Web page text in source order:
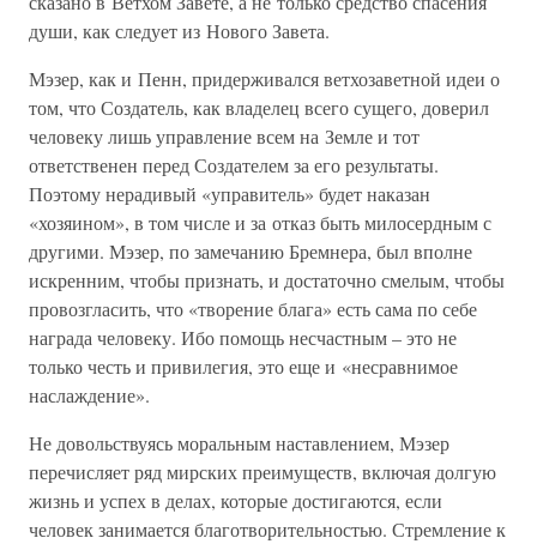
души, как следует из Нового Завета.
Мэзер, как и Пенн, придерживался ветхозаветной идеи о
том, что Создатель, как владелец всего сущего, доверил
человеку лишь управление всем на Земле и тот
ответственен перед Создателем за его результаты.
Поэтому нерадивый «управитель» будет наказан
«хозяином», в том числе и за отказ быть милосердным с
другими. Мэзер, по замечанию Бремнера, был вполне
искренним, чтобы признать, и достаточно смелым, чтобы
провозгласить, что «творение блага» есть сама по себе
награда человеку. Ибо помощь несчастным – это не
только честь и привилегия, это еще и «несравнимое
наслаждение».
Не довольствуясь моральным наставлением, Мэзер
перечисляет ряд мирских преимуществ, включая долгую
жизнь и успех в делах, которые достигаются, если
человек занимается благотворительностью. Стремление к